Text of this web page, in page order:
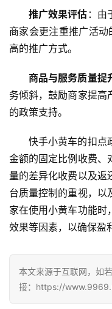
网
络
安
i
x
运
维
推广效果评估 ：由
商家会更注重推广活
高的推广方式。
商品与服务质量提
务倾斜，鼓励商家提高
的政策支持。
快手小黄车的扣点
金额的固定比例收费、
量的差异化收费以及返
台质量控制的重视，以
家在使用小黄车功能时
效果等因素，以确保盈
本文来源于互联网，如
接：https://